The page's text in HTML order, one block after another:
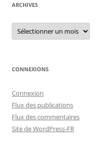
ARCHIVES
Archives
CONNEXIONS
Connexion
Flux des publications
Flux des commentaires
Site de WordPress-FR